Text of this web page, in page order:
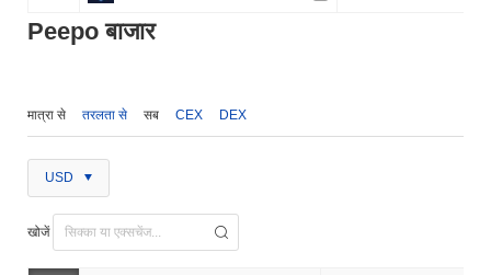
Peepo बाजार
मात्रा से तरलता से सब CEX DEX
USD
खोजें